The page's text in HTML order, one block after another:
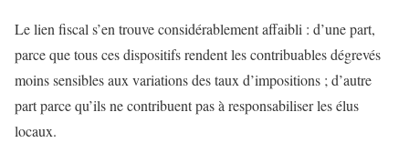
Le lien fiscal s’en trouve considérablement affaibli : d’une part,
parce que tous ces dispositifs rendent les contribuables dégrevés
moins sensibles aux variations des taux d’impositions ; d’autre
part parce qu’ils ne contribuent pas à responsabiliser les élus
locaux.